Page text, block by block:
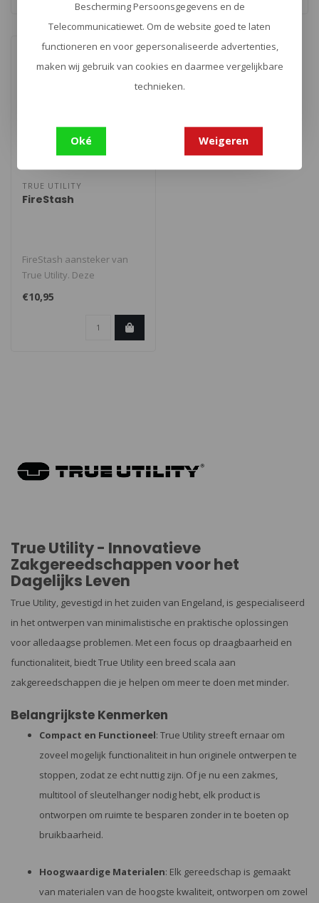
TRUE UTILITY
FireStash
FireStash aansteker van
True Utility. Deze
ongelooflijk kleine
waterdichte sleut..
€10,95
True Utility - Innovatieve
Zakgereedschappen voor het
Dagelijks Leven
True Utility, gevestigd in het zuiden van Engeland, is gespecialiseerd
in het ontwerpen van minimalistische en praktische oplossingen
voor alledaagse problemen. Met een focus op draagbaarheid en
functionaliteit, biedt True Utility een breed scala aan
zakgereedschappen die je helpen om meer te doen met minder.
Belangrijkste Kenmerken
Compact en Functioneel: True Utility streeft ernaar om
zoveel mogelijk functionaliteit in hun originele ontwerpen te
stoppen, zodat ze echt nuttig zijn. Of je nu een zakmes,
multitool of sleutelhanger nodig hebt, elk product is
ontworpen om ruimte te besparen zonder in te boeten op
bruikbaarheid.
Hoogwaardige Materialen: Elk gereedschap is gemaakt
van materialen van de hoogste kwaliteit, ontworpen om zowel
Bescherming Persoonsgegevens en de
Telecommunicatiewet. Om de website goed te laten
functioneren en voor gepersonaliseerde advertenties,
maken wij gebruik van cookies en daarmee vergelijkbare
technieken.
Oké Weigeren